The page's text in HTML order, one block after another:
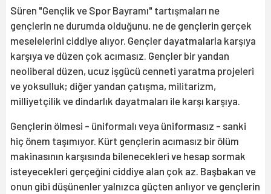
Süren "Gençlik ve Spor Bayramı" tartışmaları ne
gençlerin ne durumda olduğunu, ne de gençlerin gerçek
meselelerini ciddiye alıyor. Gençler dayatmalarla karşıya
karşıya ve düzen çok acımasız. Gençler bir yandan
neoliberal düzen, ucuz işgücü cenneti yaratma projeleri
ve yoksulluk; diğer yandan çatışma, militarizm,
milliyetçilik ve dindarlık dayatmaları ile karşı karşıya.
Gençlerin ölmesi - üniformalı veya üniformasız - sanki
hiç önem taşımıyor. Kürt gençlerin acımasız bir ölüm
makinasının karşısında bilenecekleri ve hesap sormak
isteyecekleri gerçeğini ciddiye alan çok az. Başbakan ve
onun gibi düşünenler yalnızca güçten anlıyor ve gençlerin